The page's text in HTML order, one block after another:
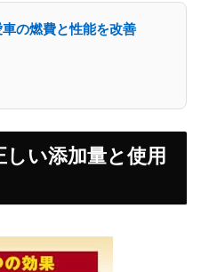
の燃費と性能を改善
い添加量と使用